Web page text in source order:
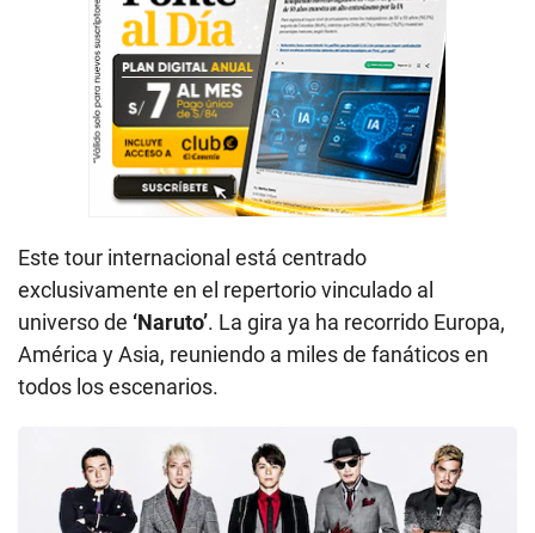
Este tour internacional está centrado
exclusivamente en el repertorio vinculado al
universo de ‘Naruto’. La gira ya ha recorrido Europa,
América y Asia, reuniendo a miles de fanáticos en
todos los escenarios.